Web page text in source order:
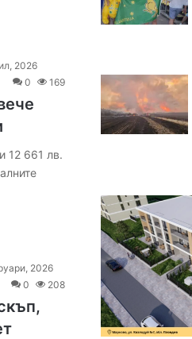
2026
0
169
12 661 лв.
2026
0
208